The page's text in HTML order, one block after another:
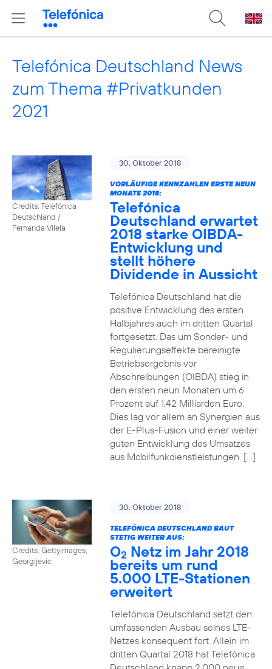
Telefónica Deutschland News
zum Thema #Privatkunden
2021
Credits: Telefónica
Deutschland /
Fernanda Vilela
30. Oktober 2018
VORLÄUFIGE KENNZAHLEN ERSTE NEUN
MONATE 2018:
Telefónica
Deutschland erwartet
2018 starke OIBDA-
Entwicklung und
stellt höhere
Dividende in Aussicht
Telefónica Deutschland hat die
positive Entwicklung des ersten
Halbjahres auch im dritten Quartal
fortgesetzt. Das um Sonder- und
Regulierungseffekte bereinigte
Betriebsergebnis vor
Abschreibungen (OIBDA) stieg in
den ersten neun Monaten um 6
Prozent auf 1,42 Milliarden Euro.
Dies lag vor allem an Synergien aus
der E-Plus-Fusion und einer weiter
guten Entwicklung des Umsatzes
aus Mobilfunkdienstleistungen. […]
Credits: Gettyimages,
Georgijevic
30. Oktober 2018
TELEFÓNICA DEUTSCHLAND BAUT
STETIG WEITER AUS:
O2 Netz im Jahr 2018
bereits um rund
5.000 LTE-Stationen
erweitert
Telefónica Deutschland setzt den
umfassenden Ausbau seines LTE-
Netzes konsequent fort. Allein im
dritten Quartal 2018 hat Telefónica